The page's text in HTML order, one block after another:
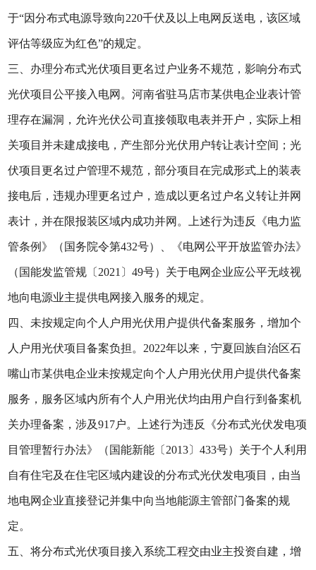
于“因分布式电源导致向220千伏及以上电网反送电，该区域
评估等级应为红色”的规定。
三、办理分布式光伏项目更名过户业务不规范，影响分布式
光伏项目公平接入电网。河南省驻马店市某供电企业表计管
理存在漏洞，允许光伏公司直接领取电表并开户，实际上相
关项目并未建成接电，产生部分光伏用户转让表计空间；光
伏项目更名过户管理不规范，部分项目在完成形式上的装表
接电后，违规办理更名过户，造成以更名过户名义转让并网
表计，并在限报装区域内成功并网。上述行为违反《电力监
管条例》（国务院令第432号）、《电网公平开放监管办法》
（国能发监管规〔2021〕49号）关于电网企业应公平无歧视
地向电源业主提供电网接入服务的规定。
四、未按规定向个人户用光伏用户提供代备案服务，增加个
人户用光伏项目备案负担。2022年以来，宁夏回族自治区石
嘴山市某供电企业未按规定向个人户用光伏用户提供代备案
服务，服务区域内所有个人户用光伏均由用户自行到备案机
关办理备案，涉及917户。上述行为违反《分布式光伏发电项
目管理暂行办法》（国能新能〔2013〕433号）关于个人利用
自有住宅及在住宅区域内建设的分布式光伏发电项目，由当
地电网企业直接登记并集中向当地能源主管部门备案的规
定。
五、将分布式光伏项目接入系统工程交由业主投资自建，增